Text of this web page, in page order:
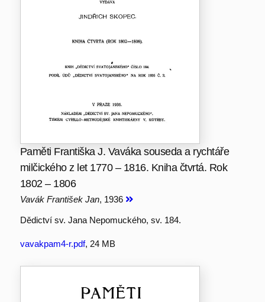
Paměti Františka J. Vaváka souseda a rychtáře
milčického z let 1770 – 1816. Kniha čtvrtá. Rok
1802 – 1806
Vavák František Jan, 1936
Dědictví sv. Jana Nepomuckého, sv. 184.
vavakpam4-r.pdf, 24 MB